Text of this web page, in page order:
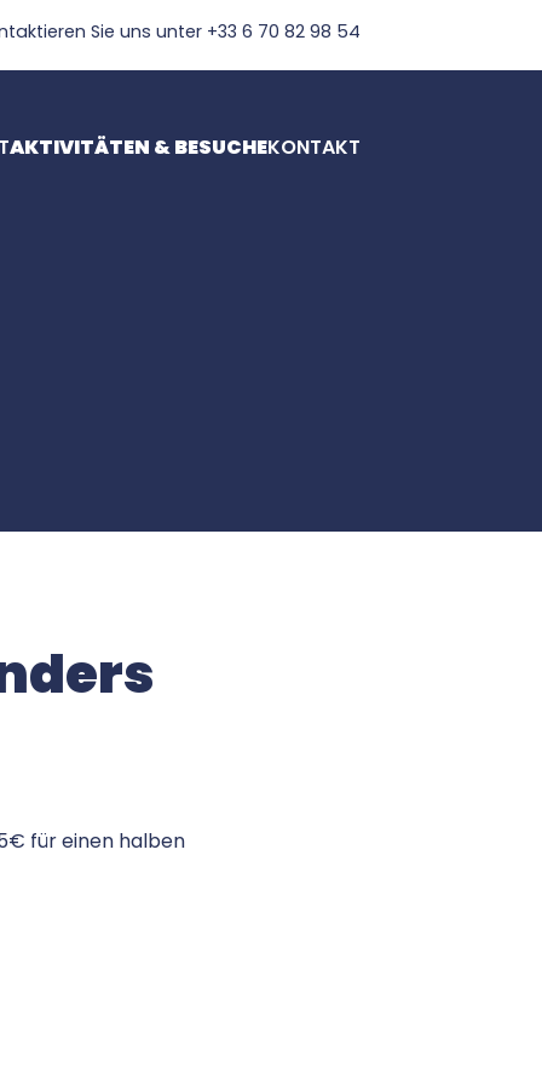
Sie uns unter +33 6 70 82 98 54
AKTIVITÄTEN & BESUCHEKONTAKT
für einen halben